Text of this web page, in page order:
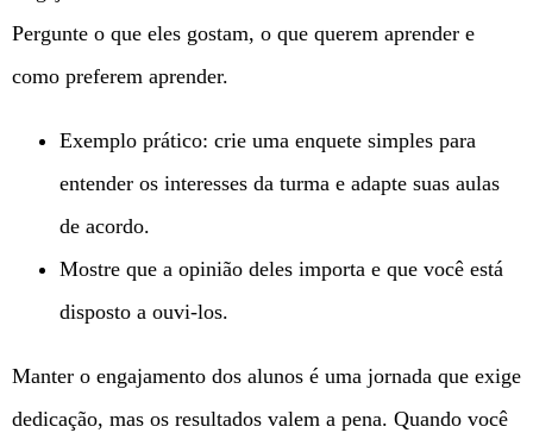
Pergunte o que eles gostam, o que querem aprender e
como preferem aprender.
Exemplo prático: crie uma enquete simples para
entender os interesses da turma e adapte suas aulas
de acordo.
Mostre que a opinião deles importa e que você está
disposto a ouvi-los.
Manter o engajamento dos alunos é uma jornada que exige
dedicação, mas os resultados valem a pena. Quando você